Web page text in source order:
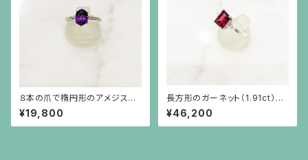
８本の爪で楕円形のアメジスト
（1.41ct）を留めた彫りの施され
た細い腕のシルバーリング
¥19,800
長方形のガーネット（1.91ct）と
三角ホワイトサファイアのシルバ
ー台リング
¥46,200